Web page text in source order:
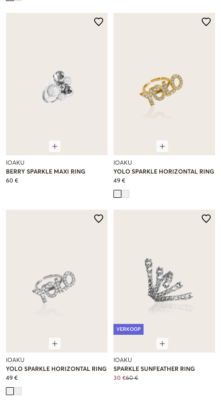
IOAKU
BERRY SPARKLE MAXI RING
60 €
IOAKU
YOLO SPARKLE HORIZONTAL RING
49 €
IOAKU
YOLO SPARKLE HORIZONTAL RING
49 €
VERKOOP
IOAKU
SPARKLE SUNFEATHER RING
30 €60 €